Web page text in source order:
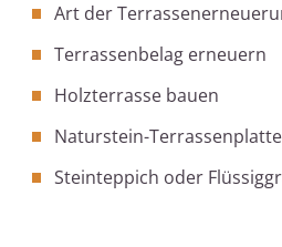
Art der
Terrassenbelag erneuern
Holzterrasse bauen
Naturstein-
Steinteppich oder